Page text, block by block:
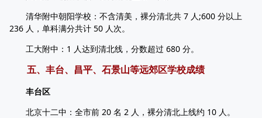
清华附中朝阳学校：不含清美，裸分清北共 7 人;600 分以上
236 人，单科满分共计 50 人次。
工大附中：1 人达到清北线，分数超过 680 分。
五、丰台、昌平、石景山等远郊区学校成绩
丰台区
北京十二中：全市前 20 名 2 人，裸分清北上线约 10 人。